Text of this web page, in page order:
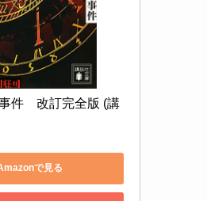
件　改訂完全版 (講
で見る